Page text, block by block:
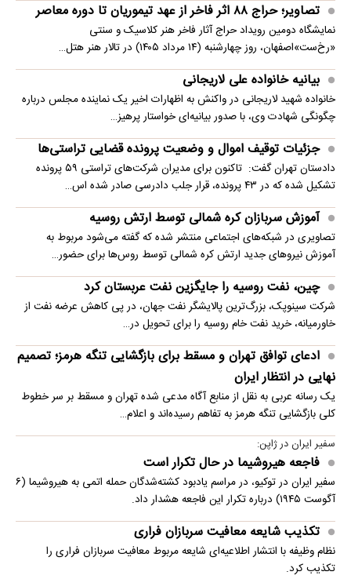
تصاویر؛ حراج ۸۸ اثر فاخر از عهد تیموریان تا دوره معاصر
نمایشگاه دومین رویداد حراج آثار فاخر هنر کلاسیک و سنتی
«رخ‌ست»اصفهان، روز چهارشنبه (۱۴ مرداد ۱۴۰۵) در تالار هنر هتل…
بیانیه خانواده علی لاریجانی
خانواده شهید لاریجانی در واکنش به اظهارات اخیر یک نماینده مجلس درباره
چگونگی شهادت وی، با صدور بیانیه‌ای خواستار پرهیز…
جزئیات توقیف اموال و وضعیت پرونده قضایی تراستی‌ها
دادستان تهران گفت: تاکنون برای مدیران شرکت‌های تراستی ۵۹ پرونده
تشکیل شده که در ۴۳ پرونده، قرار جلب دادرسی صادر شده اس…
آموزش سربازان کره شمالی توسط ارتش روسیه
تصاویری در شبکه‌های اجتماعی منتشر شده که گفته می‌شود مربوط به
آموزش نیروهای جدید ارتش کره شمالی توسط روس‌ها برای حضور…
چین، نفت روسیه را جایگزین نفت عربستان کرد
شرکت سینوپک، بزرگ‌ترین پالایشگر نفت جهان، در پی کاهش عرضه نفت از
خاورمیانه، خرید نفت خام روسیه را برای تحویل در…
ادعای توافق تهران و مسقط برای بازگشایی تنگه هرمز؛ تصمیم
نهایی در انتظار ایران
یک رسانه عربی به نقل از منابع آگاه مدعی شده تهران و مسقط بر سر خطوط
کلی بازگشایی تنگه هرمز به تفاهم رسیده‌اند و اعلام…
سفیر ایران در ژاپن:
فاجعه هیروشیما در حال تکرار است
سفیر ایران در توکیو، در مراسم یادبود کشته‌شدگان حمله اتمی به هیروشیما (۶
آگوست ۱۹۴۵) درباره تکرار این فاجعه هشدار داد.
تکذیب شایعه معافیت سربازان فراری
نظام وظیفه با انتشار اطلاعیه‌ای شایعه مربوط معافیت سربازان فراری را
تکذیب کرد.